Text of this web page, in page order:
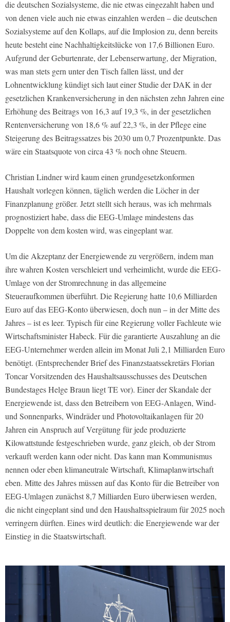
die deutschen Sozialsysteme, die nie etwas eingezahlt haben und
von denen viele auch nie etwas einzahlen werden – die deutschen
Sozialsysteme auf den Kollaps, auf die Implosion zu, denn bereits
heute besteht eine Nachhaltigkeitslücke von 17,6 Billionen Euro.
Aufgrund der Geburtenrate, der Lebenserwartung, der Migration,
was man stets gern unter den Tisch fallen lässt, und der
Lohnentwicklung kündigt sich laut einer Studie der DAK in der
gesetzlichen Krankenversicherung in den nächsten zehn Jahren eine
Erhöhung des Beitrags von 16,3 auf 19,3 %, in der gesetzlichen
Rentenversicherung von 18,6 % auf 22,3 %, in der Pflege eine
Steigerung des Beitragssatzes bis 2030 um 0,7 Prozentpunkte. Das
wäre ein Staatsquote von circa 43 % noch ohne Steuern.
Christian Lindner wird kaum einen grundgesetzkonformen
Haushalt vorlegen können, täglich werden die Löcher in der
Finanzplanung größer. Jetzt stellt sich heraus, was ich mehrmals
prognostiziert habe, dass die EEG-Umlage mindestens das
Doppelte von dem kosten wird, was eingeplant war.
Um die Akzeptanz der Energiewende zu vergrößern, indem man
ihre wahren Kosten verschleiert und verheimlicht, wurde die EEG-
Umlage von der Stromrechnung in das allgemeine
Steueraufkommen überführt. Die Regierung hatte 10,6 Milliarden
Euro auf das EEG-Konto überwiesen, doch nun – in der Mitte des
Jahres – ist es leer. Typisch für eine Regierung voller Fachleute wie
Wirtschaftsminister Habeck. Für die garantierte Auszahlung an die
EEG-Unternehmer werden allein im Monat Juli 2,1 Milliarden Euro
benötigt. (Entsprechender Brief des Finanzstaatssekretärs Florian
Toncar Vorsitzenden des Haushaltsausschusses des Deutschen
Bundestages Helge Braun liegt TE vor). Einer der Skandale der
Energiewende ist, dass den Betreibern von EEG-Anlagen, Wind-
und Sonnenparks, Windräder und Photovoltaikanlagen für 20
Jahren ein Anspruch auf Vergütung für jede produzierte
Kilowattstunde festgeschrieben wurde, ganz gleich, ob der Strom
verkauft werden kann oder nicht. Das kann man Kommunismus
nennen oder eben klimaneutrale Wirtschaft, Klimaplanwirtschaft
eben. Mitte des Jahres müssen auf das Konto für die Betreiber von
EEG-Umlagen zunächst 8,7 Milliarden Euro überwiesen werden,
die nicht eingeplant sind und den Haushaltsspielraum für 2025 noch
verringern dürften. Eines wird deutlich: die Energiewende war der
Einstieg in die Staatswirtschaft.